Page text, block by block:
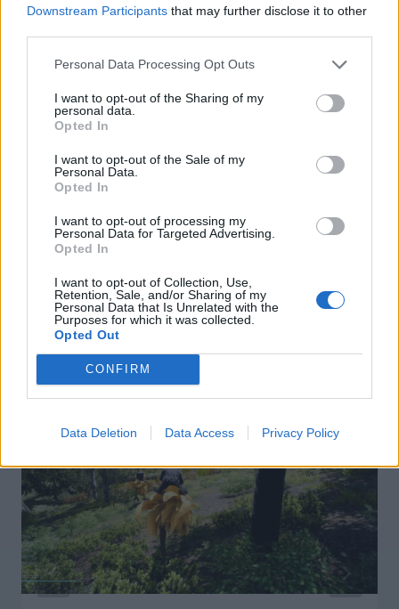
Downstream Participants that may further disclose it to other
Personal Data Processing Opt Outs
I want to opt-out of the Sharing of my
personal data.
Opted In
I want to opt-out of the Sale of my
Personal Data.
Opted In
I want to opt-out of processing my
Personal Data for Targeted Advertising.
Opted In
I want to opt-out of Collection, Use,
Retention, Sale, and/or Sharing of my
Personal Data that Is Unrelated with the
Purposes for which it was collected.
Opted Out
CONFIRM
Data Deletion Data Access Privacy Policy
Navigazione
articoli
PRECEDENTE
sviluppo problematico
di Final Fantasy XV
SEGUENTE
primo nelle vendite,
Articoli simili